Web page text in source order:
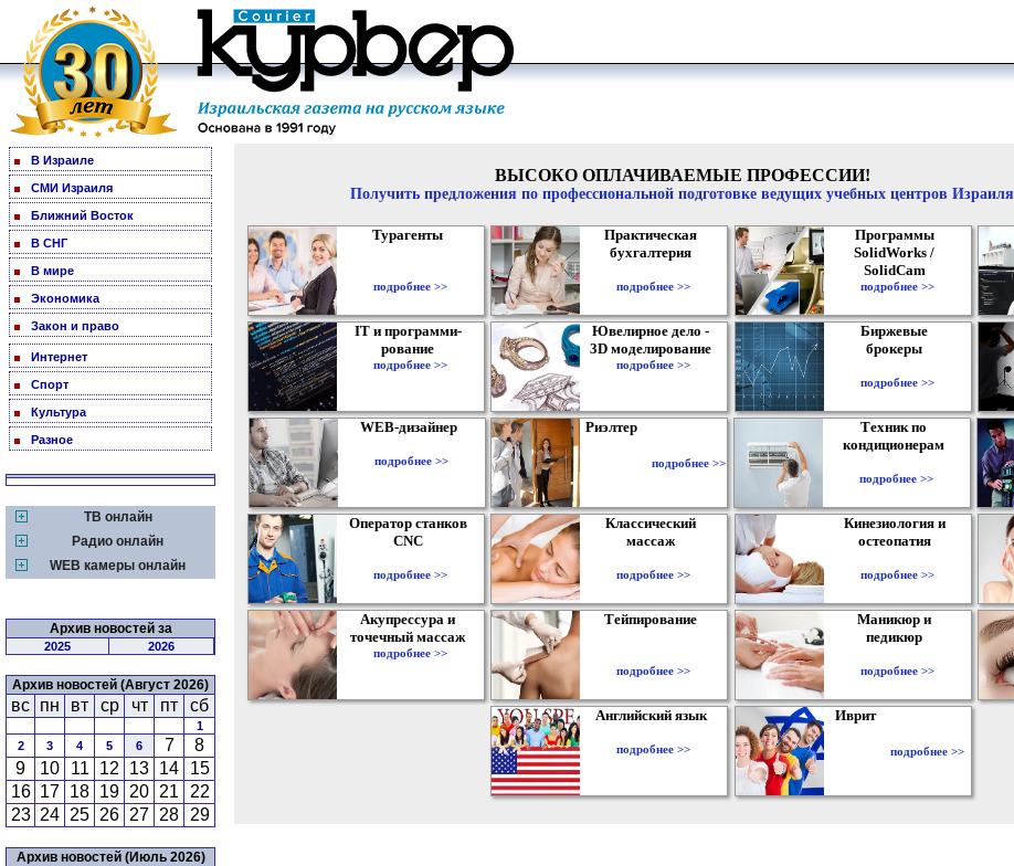
В Израиле
СМИ Израиля
Ближний Восток
В СНГ
В мире
Экономика
Закон и право
Интернет
Спорт
Культура
Разное
ТВ онлайн
Радио онлайн
WEB камеры онлайн
Архив новостей за
2025 2026
Архив новостей (Август 2026)
вс пн вт ср чт пт сб
1
2
3 4 5 6 7
8
9
10 11 12 13 14
15
16 17 18 19 20 21
22
23 24 25 26 27 28 29
Архив новостей (Июль 2026)
ВЫСОКО ОПЛАЧИВАЕМЫЕ ПРОФЕССИИ!
Получить предложения по профессиональной подготовке ведущих учебных центров Израиля
Турагенты
подробнее >>
Практическая
бухгалтерия
подробнее >>
Программы
SolidWorks /
SolidCam
подробнее >>
IT и программи-
рование
подробнее >>
Ювелирное дело -
3D моделирование
подробнее >>
Биржевые
брокеры
подробнее >>
WEB-дизайнер
подробнее >>
Риэлтер
подробнее >>
Техник по
кондиционерам
подробнее >>
Оператор станков
CNC
подробнее >>
Классический
массаж
подробнее >>
Кинезиология и
остеопатия
подробнее >>
Акупрессура и
точечный массаж
подробнее >>
Тейпирование
подробнее >>
Маникюр и
педикюр
подробнее >>
Английский язык
подробнее >>
Иврит
подробнее >>